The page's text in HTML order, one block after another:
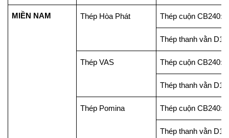
MIỀN NAM Thép Hòa Phát Thép cuộn CB240:
Thép thanh vằn
Thép VAS Thép cuộn CB240:
Thép thanh vằn
Thép Pomina Thép cuộn CB240:
Thép thanh vằn